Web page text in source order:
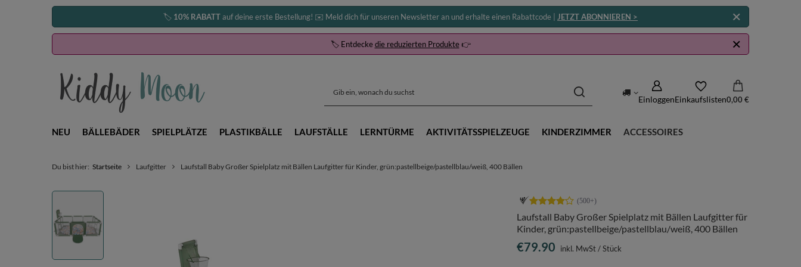
🏷️ 10% RABATTauf deine erste Bestellung! ✉️ Meld dich für unseren Newsletter an und erhalte einen Rabattcode | JETZT ABONNIEREN >
🏷️ Entdeckedie reduzierten Produkte👉
EinloggenEinkaufslisten0,00 €
NEU BÄLLEBÄDER SPIELPLÄTZE PLASTIKBÄLLE LAUFSTÄLLE LERNTÜRME AKTIVITÄTSSPIELZEUGE KINDERZIMMER ACCESSOIRES
Du bist hier: Startseite Laufgitter Laufstall Baby Großer Spielplatz mit Bällen Laufgitter für Kinder, grün:pastellbeige/pastellblau/weiß, 400 Bällen
Laufstall Baby Großer Spielplatz mit Bällen Laufgitter für
Kinder, grün:pastellbeige/pastellblau/weiß, 400 Bällen
€79.90 inkl. MwSt/Stück